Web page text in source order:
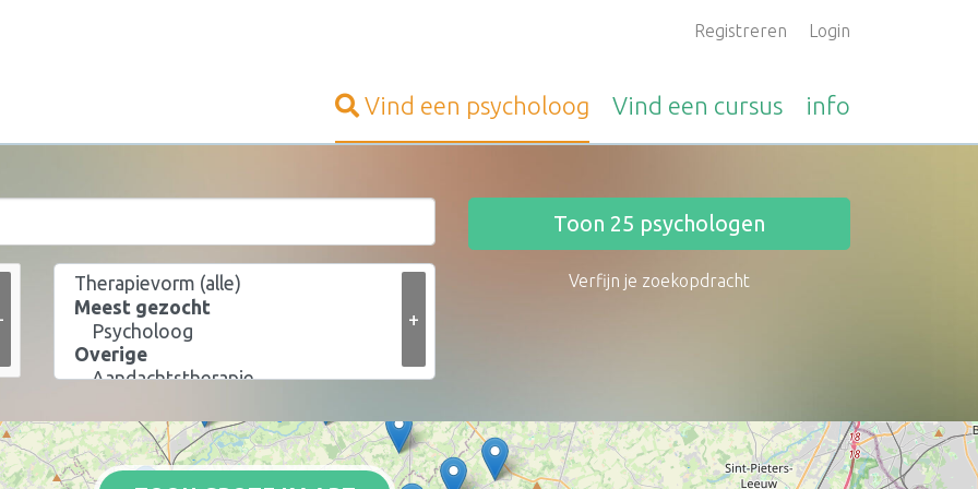
Registreren Login
Vind een psycholoog Vind een cursus info
+
Toon 25 psychologen
Verfijn je zoekopdracht